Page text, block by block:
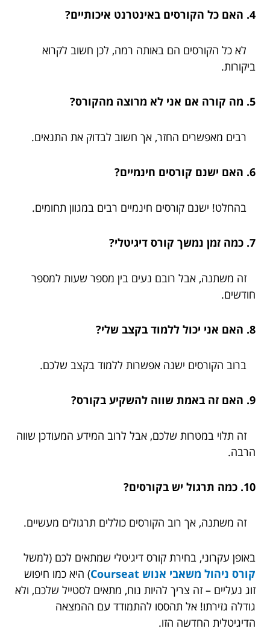
4. האם כל הקורסים באינטרנט איכותיים?
לא כל הקורסים הם באותה רמה, לכן חשוב לקרוא
ביקורות.
5. מה קורה אם אני לא מרוצה מהקורס?
רבים מאפשרים החזר, אך חשוב לבדוק את התנאים.
6. האם ישנם קורסים חינמיים?
בהחלט! ישנם קורסים חינמיים רבים במגוון תחומים.
7. כמה זמן נמשך קורס דיגיטלי?
זה משתנה, אבל רובם נעים בין מספר שעות למספר
חודשים.
8. האם אני יכול ללמוד בקצב שלי?
ברוב הקורסים ישנה אפשרות ללמוד בקצב שלכם.
9. האם זה באמת שווה להשקיע בקורס?
זה תלוי במטרות שלכם, אבל לרוב המידע המעודכן שווה
הרבה.
10. כמה תרגול יש בקורסים?
זה משתנה, אך רוב הקורסים כוללים תרגולים מעשיים.
באופן עקרוני, בחירת קורס דיגיטלי שמתאים לכם (למשל
קורס ניהול משאבי אנוש Courseat
) היא כמו חיפוש
זוג נעליים – זה צריך להיות נוח, מתאים לסטייל שלכם, ולא
גודלה גזירתו! אל תהססו להתמודד עם ההמצאה
הדיגיטלית החדשה הזו.